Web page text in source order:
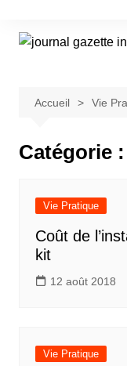
contenu
Accueil Vie
Catégorie :
Vie Pratique
Coût de
kit
12 août 2018
Vie Pratique